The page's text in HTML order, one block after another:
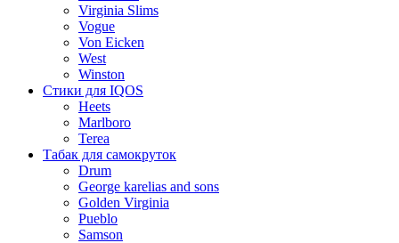
Virginia Slims
Vogue
Von Eicken
West
Winston
Стики для IQOS
Heets
Marlboro
Terea
Табак для самокруток
Drum
George karelias and sons
Golden Virginia
Pueblo
Samson